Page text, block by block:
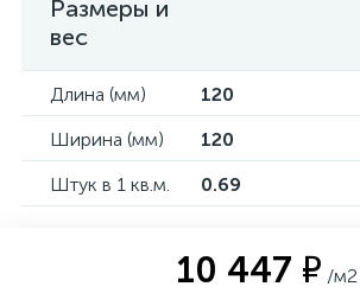
Размеры и
вес
Длина (мм)
120
Ширина (мм)
120
Штук в 1 кв.м.
0.69
10 447 ₽ /м2